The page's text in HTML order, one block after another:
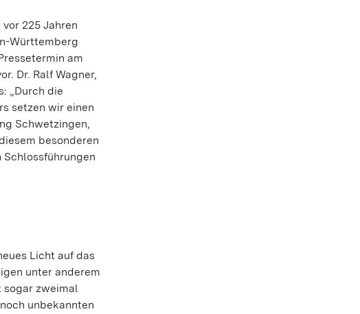
225 Jahren
Württemberg
am
Dr. Ralf Wagner,
„Durch die
setzen wir einen
Schwetzingen,
besonderen
Licht auf das
unter anderem
sogar zweimal
unbekannten